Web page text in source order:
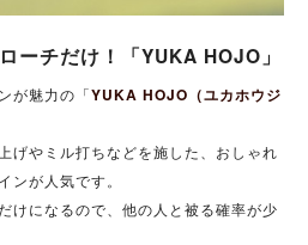
ーチだけ！「YUKA HOJO」
が魅力の「YUKA HOJO（ユカホウジ
げやミル打ちなどを施した、おしゃれ
ンが人気です。
けになるので、他の人と被る確率が少